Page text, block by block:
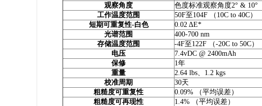
观察角度
色度标准观察角度2° & 10°
工作温度范围
50F至104F （10C to 40C）
短期可重复性-白色
0.02 ΔE*
光谱范围
400-700 nm
存储温度范围
-4F至122F （-20C to 50C）
电压
7.4vDC @ 2400mAh
保修
1年
重量
2.64 lbs、1.2 kgs
校准周期
30天
粗糙度可重复性
0.09% （平均误差）
粗糙度可再现性
1.4% （平均误差）